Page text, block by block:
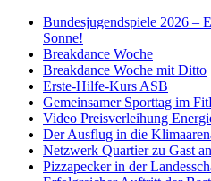
Bundesjugendspiele 2026 –
Sonne!
Breakdance Woche
Breakdance Woche mit Ditto
Erste-Hilfe-Kurs ASB
Gemeinsamer Sporttag im
Video Preisverleihung
Der Ausflug in die
Netzwerk Quartier zu Gast
Pizzapecker in der